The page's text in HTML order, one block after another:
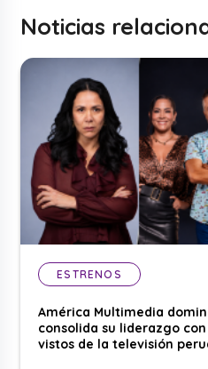
Noticias
ESTRENOS
América Multimedia
consolida su liderazgo
vistos de la televisión